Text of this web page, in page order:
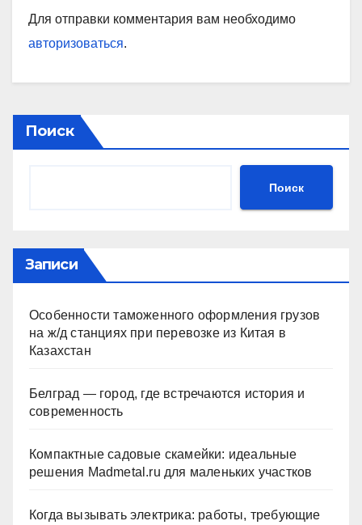
Для отправки комментария вам необходимо
авторизоваться.
Поиск
Поиск
Записи
Особенности таможенного оформления грузов
на ж/д станциях при перевозке из Китая в
Казахстан
Белград — город, где встречаются история и
современность
Компактные садовые скамейки: идеальные
решения Madmetal.ru для маленьких участков
Когда вызывать электрика: работы, требующие